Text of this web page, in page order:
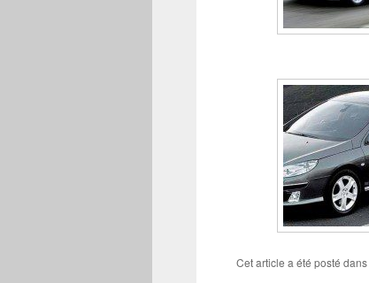
Cet article a été posté dans